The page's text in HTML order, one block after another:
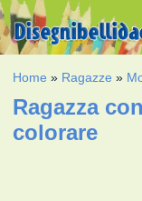
Home » Ragazze »
Ragazza
colorare